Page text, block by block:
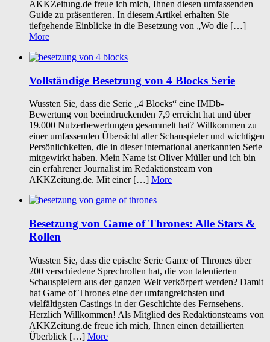
AKKZeitung.de freue ich mich, Ihnen diesen umfassenden
Guide zu präsentieren. In diesem Artikel erhalten Sie
tiefgehende Einblicke in die Besetzung von „Wo die […]
More
Vollständige Besetzung von 4 Blocks Serie
Wussten Sie, dass die Serie „4 Blocks“ eine IMDb-
Bewertung von beeindruckenden 7,9 erreicht hat und über
19.000 Nutzerbewertungen gesammelt hat? Willkommen zu
einer umfassenden Übersicht aller Schauspieler und wichtigen
Persönlichkeiten, die in dieser international anerkannten Serie
mitgewirkt haben. Mein Name ist Oliver Müller und ich bin
ein erfahrener Journalist im Redaktionsteam von
AKKZeitung.de. Mit einer […] More
Besetzung von Game of Thrones: Alle Stars &
Rollen
Wussten Sie, dass die epische Serie Game of Thrones über
200 verschiedene Sprechrollen hat, die von talentierten
Schauspielern aus der ganzen Welt verkörpert werden? Damit
hat Game of Thrones eine der umfangreichsten und
vielfältigsten Castings in der Geschichte des Fernsehens.
Herzlich Willkommen! Als Mitglied des Redaktionsteams von
AKKZeitung.de freue ich mich, Ihnen einen detaillierten
Überblick […] More